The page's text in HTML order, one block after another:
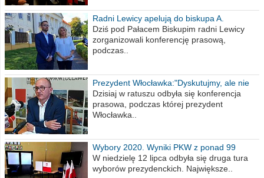
Radni Lewicy apelują do biskupa A.
Wiesława Meringa
Dziś pod Pałacem Biskupim radni Lewicy
zorganizowali konferencję prasową,
podczas..
Prezydent Włocławka:"Dyskutujmy, ale nie
obrażajmy się”
Dzisiaj w ratuszu odbyła się konferencja
prasowa, podczas której prezydent
Włocławka..
Wybory 2020. Wyniki PKW z ponad 99
procent obwodów
W niedzielę 12 lipca odbyła się druga tura
wyborów prezydenckich. Największe..